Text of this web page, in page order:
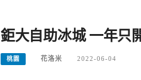
鉅大自助冰城 一年只
桃園 花洛米 2022-06-04